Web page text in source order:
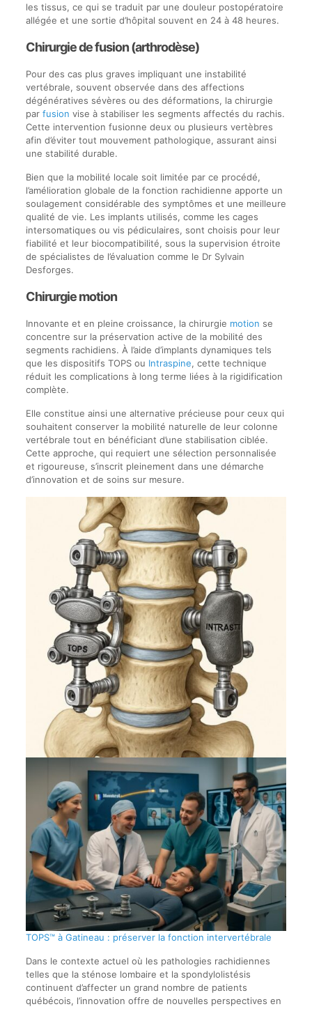
les tissus, ce qui se traduit par une douleur postopératoire
allégée et une sortie d’hôpital souvent en 24 à 48 heures.
Chirurgie de fusion (arthrodèse)
Pour des cas plus graves impliquant une instabilité
vertébrale, souvent observée dans des affections
dégénératives sévères ou des déformations, la chirurgie
par fusion vise à stabiliser les segments affectés du rachis.
Cette intervention fusionne deux ou plusieurs vertèbres
afin d’éviter tout mouvement pathologique, assurant ainsi
une stabilité durable.
Bien que la mobilité locale soit limitée par ce procédé,
l’amélioration globale de la fonction rachidienne apporte un
soulagement considérable des symptômes et une meilleure
qualité de vie. Les implants utilisés, comme les cages
intersomatiques ou vis pédiculaires, sont choisis pour leur
fiabilité et leur biocompatibilité, sous la supervision étroite
de spécialistes de l’évaluation comme le Dr Sylvain
Desforges.
Chirurgie motion
Innovante et en pleine croissance, la chirurgie motion se
concentre sur la préservation active de la mobilité des
segments rachidiens. À l’aide d’implants dynamiques tels
que les dispositifs TOPS ou Intraspine, cette technique
réduit les complications à long terme liées à la rigidification
complète.
Elle constitue ainsi une alternative précieuse pour ceux qui
souhaitent conserver la mobilité naturelle de leur colonne
vertébrale tout en bénéficiant d’une stabilisation ciblée.
Cette approche, qui requiert une sélection personnalisée
et rigoureuse, s’inscrit pleinement dans une démarche
d’innovation et de soins sur mesure.
TOPS™ à Gatineau : préserver la fonction intervertébrale
Dans le contexte actuel où les pathologies rachidiennes
telles que la sténose lombaire et la spondylolistésis
continuent d’affecter un grand nombre de patients
québécois, l’innovation offre de nouvelles perspectives en